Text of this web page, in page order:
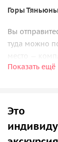
Горы
Вы
туда можно
место —
природные
Экскурсия на
Показать ещё
Это